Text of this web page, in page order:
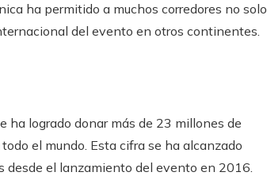
ha permitido a muchos corredores no solo
del evento en otros continentes.
ha logrado donar más de 23 millones de
el mundo. Esta cifra se ha alcanzado
desde el lanzamiento del evento en 2016.